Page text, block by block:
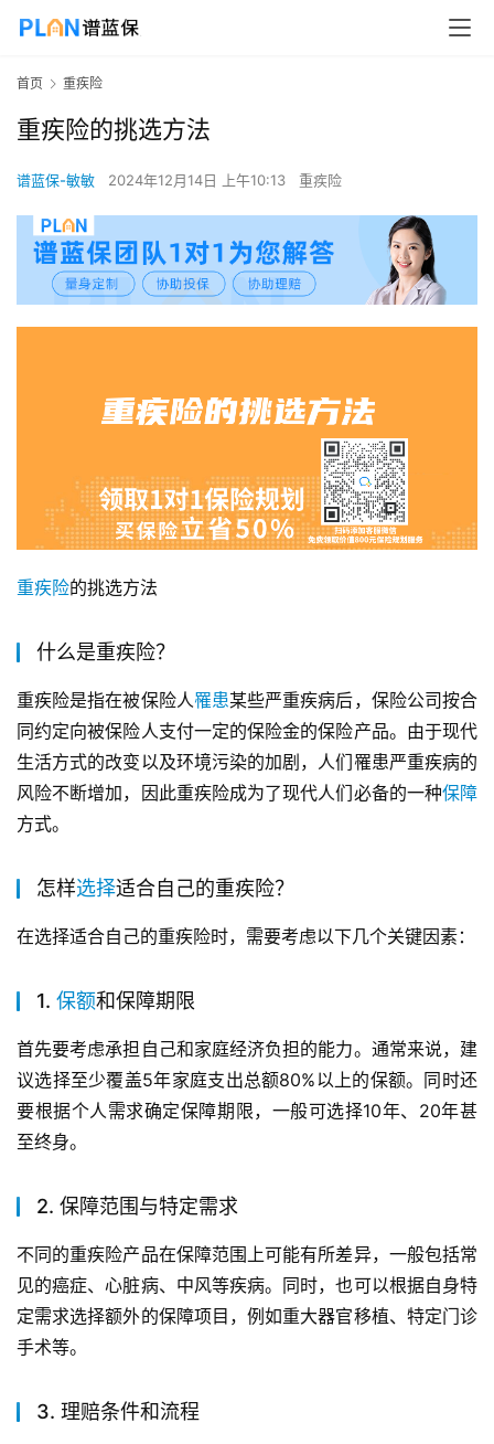
首页 重疾险
重疾险的挑选方法
谱蓝保-敏敏 2024年12月14日 上午10:13 重疾险
重疾险的挑选方法
什么是重疾险？
重疾险是指在被保险人罹患某些严重疾病后，保险公司按合
同约定向被保险人支付一定的保险金的保险产品。由于现代
生活方式的改变以及环境污染的加剧，人们罹患严重疾病的
风险不断增加，因此重疾险成为了现代人们必备的一种保障
方式。
怎样选择适合自己的重疾险？
在选择适合自己的重疾险时，需要考虑以下几个关键因素：
1. 保额和保障期限
首先要考虑承担自己和家庭经济负担的能力。通常来说，建
议选择至少覆盖5年家庭支出总额80%以上的保额。同时还
要根据个人需求确定保障期限，一般可选择10年、20年甚
至终身。
2. 保障范围与特定需求
不同的重疾险产品在保障范围上可能有所差异，一般包括常
见的癌症、心脏病、中风等疾病。同时，也可以根据自身特
定需求选择额外的保障项目，例如重大器官移植、特定门诊
手术等。
3. 理赔条件和流程